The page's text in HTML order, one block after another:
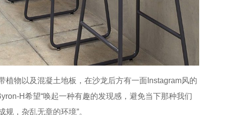
植物以及混凝土地板，在沙龙后方有一面Instagram风的
H希望“唤起一种有趣的发现感，避免当下那种我们
，杂乱无章的环境”。